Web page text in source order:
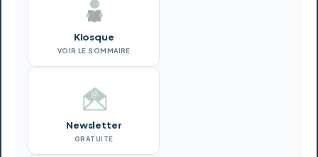
Kiosque
VOIR LE SOMMAIRE
Newsletter
GRATUITE